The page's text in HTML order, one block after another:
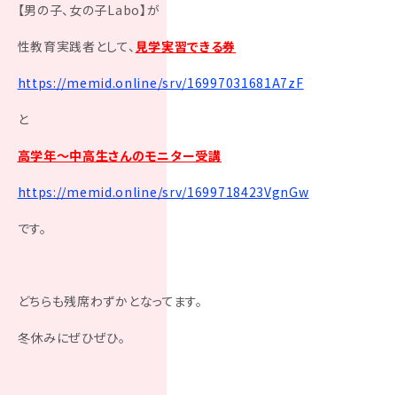
【男の子、女の子Labo】が
性教育実践者として、見学実習できる券
https://memid.online/srv/16997031681A7zF
と
高学年～中高生さんのモニター受講
https://memid.online/srv/1699718423VgnGw
です。
どちらも残席わずかとなってます。
冬休みにぜひぜひ。